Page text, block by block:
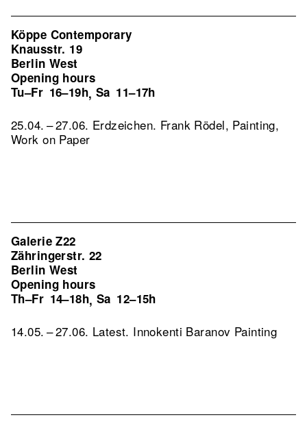
Köppe Contemporary
Knausstr. 19
Berlin West
Opening hours
Tu–Fr 16–19h, Sa 11–17h
25.04. – 27.06. Erdzeichen. Frank Rödel, Painting,
Work on Paper
Galerie Z22
Zähringerstr. 22
Berlin West
Opening hours
Th–Fr 14–18h, Sa 12–15h
14.05. – 27.06. Latest. Innokenti Baranov Painting